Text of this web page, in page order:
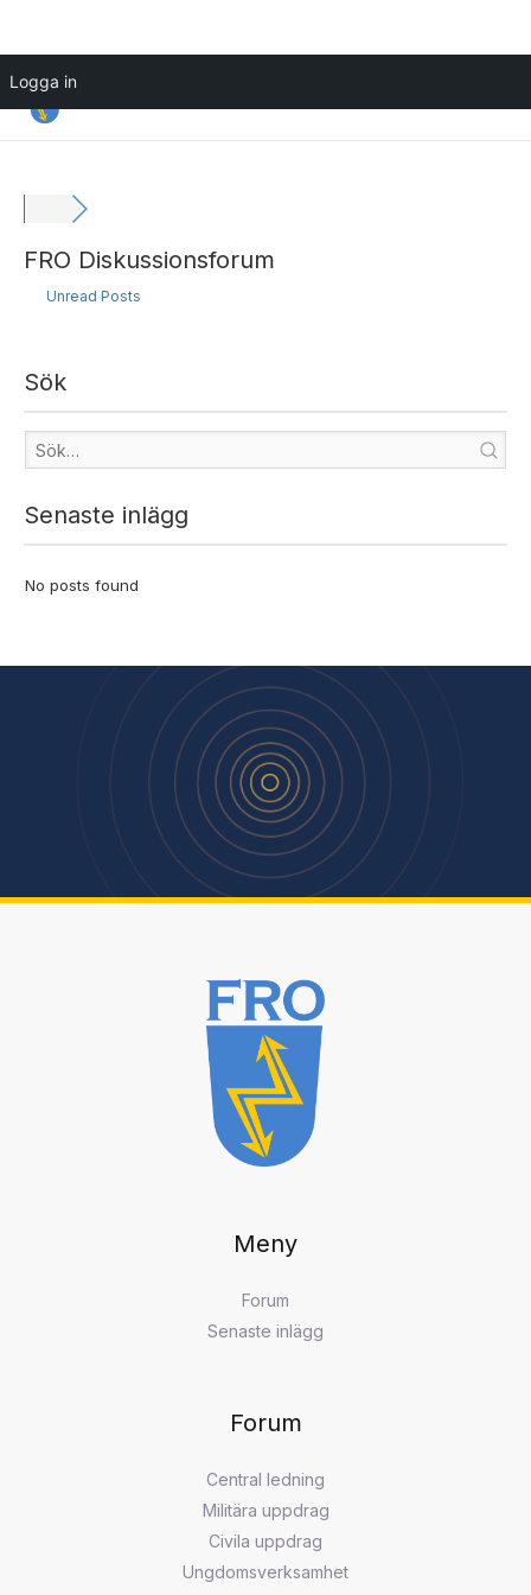
Logga in
innehåll
FRO Diskussionsforum
Unread Posts
Sök
Senaste inlägg
No posts found
Meny
Forum
Senaste inlägg
Forum
Central ledning
Militära uppdrag
Civila uppdrag
Ungdomsverksamhet